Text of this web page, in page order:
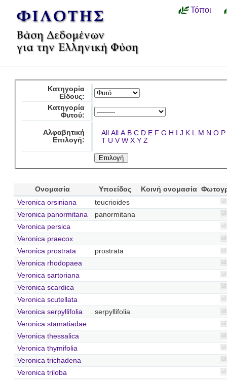
Τόποι
Κατηγορία
Είδους:
Κατηγορία
Φυτού:
Αλφαβητική
Επιλογή:
All All A B C D E F G H I J K L M N O P
T U V W X Y Z
Ονομασία Υποείδος Κοινή ονομασία
Veronica orsiniana
teucrioides
Veronica panormitana
panormitana
Veronica persica
Veronica praecox
Veronica prostrata
prostrata
Veronica rhodopaea
Veronica sartoriana
Veronica scardica
Veronica scutellata
Veronica serpyllifolia
serpyllifolia
Veronica stamatiadae
Veronica thessalica
Veronica thymifolia
Veronica trichadena
Veronica triloba